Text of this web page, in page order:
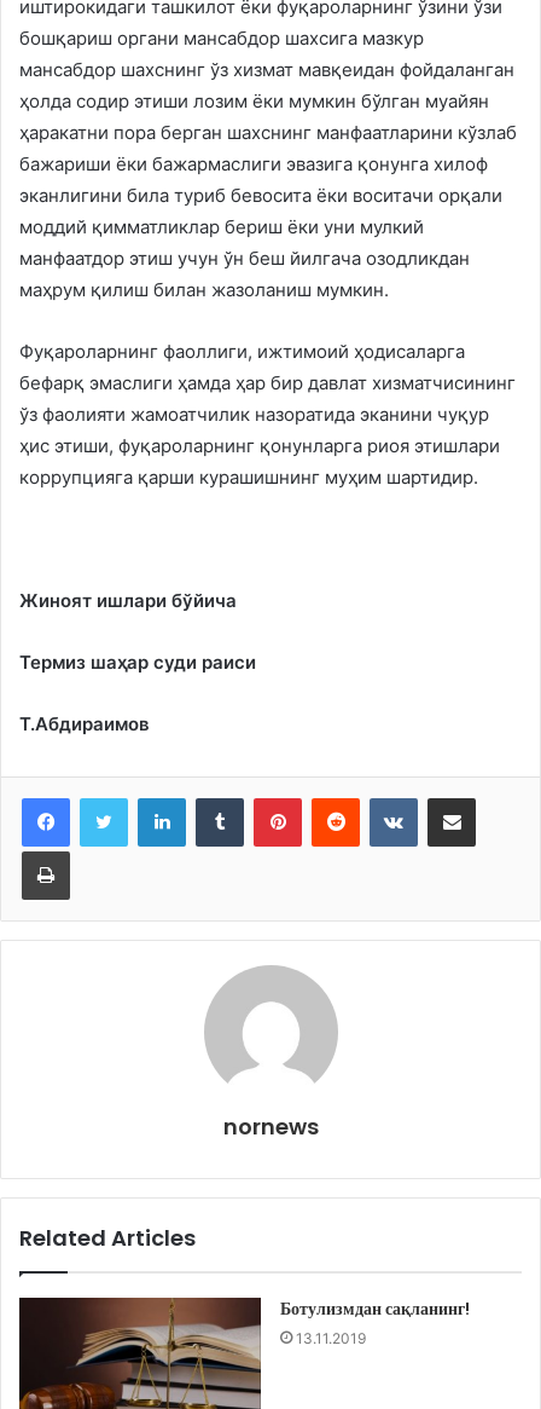
иштирокидаги ташкилот ёки фуқароларнинг ўзини ўзи
бошқариш органи мансабдор шахсига мазкур
мансабдор шахснинг ўз хизмат мавқеидан фойдаланган
ҳолда содир этиши лозим ёки мумкин бўлган муайян
ҳаракатни пора берган шахснинг манфаатларини кўзлаб
бажариши ёки бажармаслиги эвазига қонунга хилоф
эканлигини била туриб бевосита ёки воситачи орқали
моддий қимматликлар бериш ёки уни мулкий
манфаатдор этиш учун ўн беш йилгача озодликдан
маҳрум қилиш билан жазоланиш мумкин.
Фуқароларнинг фаоллиги, ижтимоий ҳодисаларга
бефарқ эмаслиги ҳамда ҳар бир давлат хизматчисининг
ўз фаолияти жамоатчилик назоратида эканини чуқур
ҳис этиши, фуқароларнинг қонунларга риоя этишлари
коррупцияга қарши курашишнинг муҳим шартидир.
Жиноят ишлари бўйича
Термиз шаҳар суди раиси
Т.Абдираимов
LinkedInTumblr PinterestReddit VKontakteShare via Email
Print
nornews
Related Articles
Ботулизмдан сақланинг!
13.11.2019